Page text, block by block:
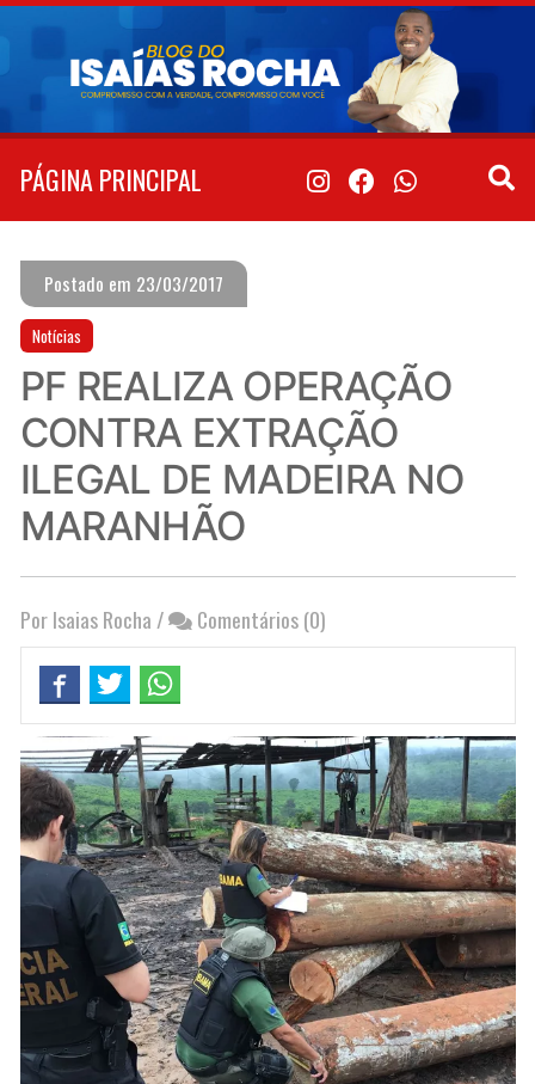
Pular
conteúdo
PÁGINA PRINCIPAL
Postado em 23/03/2017
Notícias
PF REALIZA OPERAÇÃO
CONTRA EXTRAÇÃO
ILEGAL DE MADEIRA NO
MARANHÃO
Por Isaias Rocha / Comentários (0)